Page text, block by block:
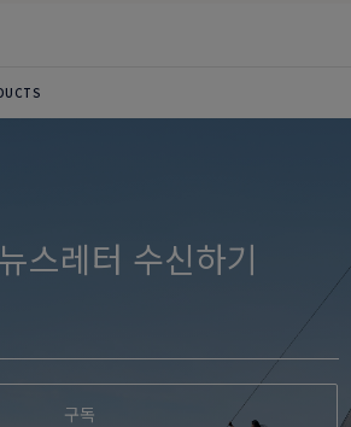
스레터 수신하기
구독